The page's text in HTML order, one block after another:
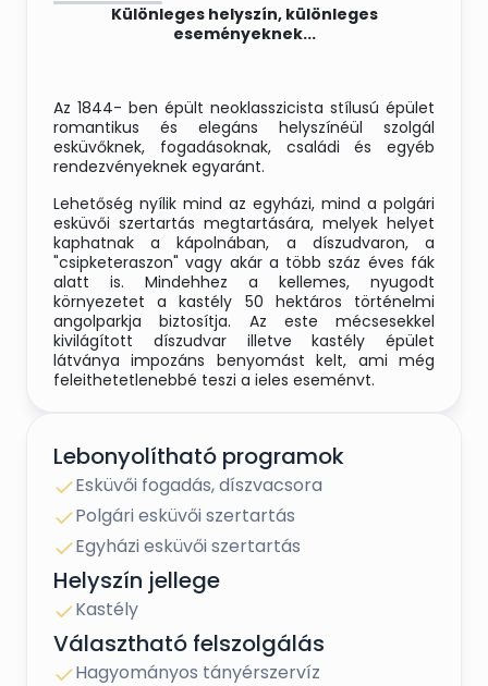
Különleges helyszín, különleges
eseményeknek...
Az 1844- ben épült neoklasszicista stílusú épület
romantikus és elegáns helyszínéül szolgál
esküvőknek, fogadásoknak, családi és egyéb
rendezvényeknek egyaránt.
Lehetőség nyílik mind az egyházi, mind a polgári
esküvői szertartás megtartására, melyek helyet
kaphatnak a kápolnában, a díszudvaron, a
"csipketeraszon" vagy akár a több száz éves fák
alatt is. Mindehhez a kellemes, nyugodt
környezetet a kastély 50 hektáros történelmi
angolparkja biztosítja. Az este mécsesekkel
kivilágított díszudvar illetve kastély épület
látványa impozáns benyomást kelt, ami még
felejthetetlenebbé teszi a jeles eseményt.
Ajánlatunkat az Önök személyes igényeinek
megfelelően igyekszünk kialakítani.
Lebonyolítható programok
Esküvői fogadás, díszvacsora
Polgári esküvői szertartás
Egyházi esküvői szertartás
Helyszín jellege
Kastély
Választható felszolgálás
Hagyományos tányérszervíz